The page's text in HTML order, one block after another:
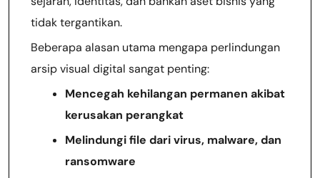
tidak tergantikan.
Beberapa alasan utama mengapa perlindungan
arsip visual digital sangat penting:
Mencegah kehilangan permanen akibat
kerusakan perangkat
Melindungi file dari virus, malware, dan
ransomware